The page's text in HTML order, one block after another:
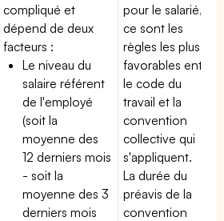
compliqué et
dépend de deux
facteurs :
Le niveau du
salaire référent
de l'employé
(soit la
moyenne des
12 derniers mois
- soit la
moyenne des 3
derniers mois
pour le salarié,
ce sont les
règles les plus
favorables entre
le code du
travail et la
convention
collective qui
s'appliquent.
La durée du
préavis de la
convention